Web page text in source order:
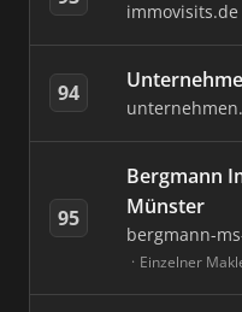
immovisits.de
94
95
Bergmann
Münster
bergmann-
Einzelner